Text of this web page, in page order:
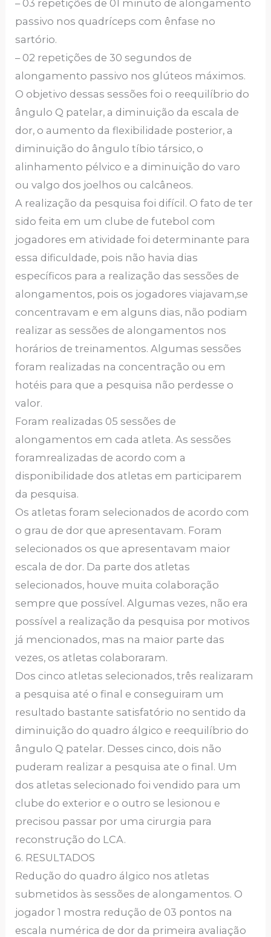
– 03 repetições de 01 minuto de alongamento
passivo nos quadríceps com ênfase no
sartório.
– 02 repetições de 30 segundos de
alongamento passivo nos glúteos máximos.
O objetivo dessas sessões foi o reequilíbrio do
ângulo Q patelar, a diminuição da escala de
dor, o aumento da flexibilidade posterior, a
diminuição do ângulo tíbio társico, o
alinhamento pélvico e a diminuição do varo
ou valgo dos joelhos ou calcâneos.
A realização da pesquisa foi difícil. O fato de ter
sido feita em um clube de futebol com
jogadores em atividade foi determinante para
essa dificuldade, pois não havia dias
específicos para a realização das sessões de
alongamentos, pois os jogadores viajavam,se
concentravam e em alguns dias, não podiam
realizar as sessões de alongamentos nos
horários de treinamentos. Algumas sessões
foram realizadas na concentração ou em
hotéis para que a pesquisa não perdesse o
valor.
Foram realizadas 05 sessões de
alongamentos em cada atleta. As sessões
foramrealizadas de acordo com a
disponibilidade dos atletas em participarem
da pesquisa.
Os atletas foram selecionados de acordo com
o grau de dor que apresentavam. Foram
selecionados os que apresentavam maior
escala de dor. Da parte dos atletas
selecionados, houve muita colaboração
sempre que possível. Algumas vezes, não era
possível a realização da pesquisa por motivos
já mencionados, mas na maior parte das
vezes, os atletas colaboraram.
Dos cinco atletas selecionados, três realizaram
a pesquisa até o final e conseguiram um
resultado bastante satisfatório no sentido da
diminuição do quadro álgico e reequilíbrio do
ângulo Q patelar. Desses cinco, dois não
puderam realizar a pesquisa ate o final. Um
dos atletas selecionado foi vendido para um
clube do exterior e o outro se lesionou e
precisou passar por uma cirurgia para
reconstrução do LCA.
6. RESULTADOS
Redução do quadro álgico nos atletas
submetidos às sessões de alongamentos. O
jogador 1 mostra redução de 03 pontos na
escala numérica de dor da primeira avaliação